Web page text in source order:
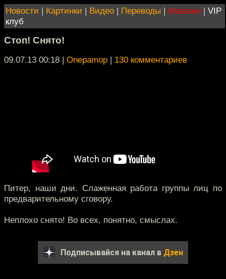
Новости | Картинки | Видео | Переводы | Магазин | VIP
клуб
Стоп! Снято!
09.07.13 00:18 | Onepamop | 130 комментариев
Питер, наши дни. Слаженная работа группы лиц по
предварительному сговору.
Неплохо снято! Во всех, понятно, смыслах.
Подписывайся на канал в Дзен